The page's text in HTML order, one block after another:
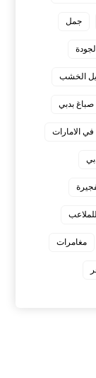
جمل
الخشب
صباغ بدبي
الامارات
مغامرات